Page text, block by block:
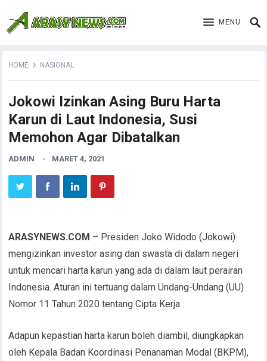
MENU
HOME NASIONAL
Jokowi Izinkan Asing Buru Harta
Karun di Laut Indonesia, Susi
Memohon Agar Dibatalkan
ADMIN MARET 4, 2021
ARASYNEWS.COM – Presiden Joko Widodo (Jokowi)
mengizinkan investor asing dan swasta di dalam negeri
untuk mencari harta karun yang ada di dalam laut perairan
Indonesia. Aturan ini tertuang dalam Undang-Undang (UU)
Nomor 11 Tahun 2020 tentang Cipta Kerja.
Adapun kepastian harta karun boleh diambil, diungkapkan
oleh Kepala Badan Koordinasi Penanaman Modal (BKPM),